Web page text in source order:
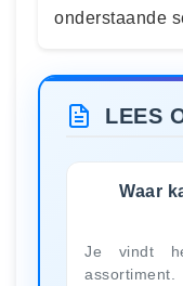
onderstaande
LEES
Waar
Je vindt